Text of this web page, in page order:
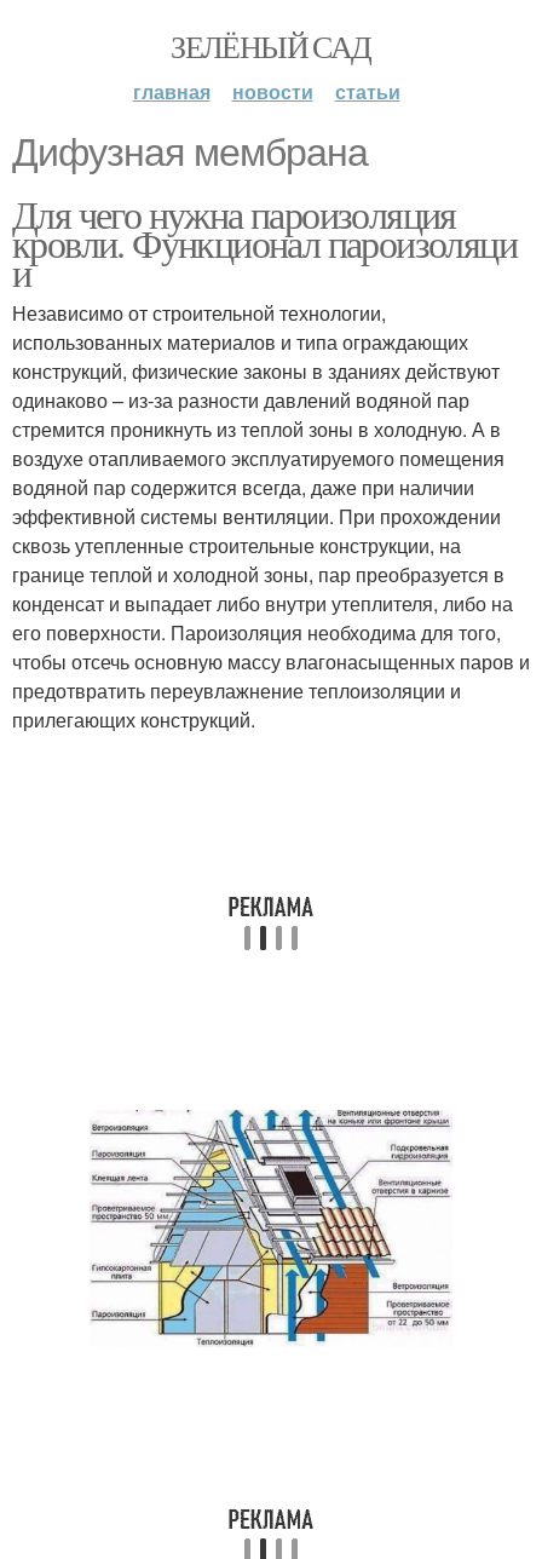
ЗЕЛЁНЫЙ САД
главная новости статьи
Дифузная мембрана
Для чего нужна пароизоляция
кровли. Функционал пароизоляци
и
Независимо от строительной технологии,
использованных материалов и типа ограждающих
конструкций, физические законы в зданиях действуют
одинаково – из-за разности давлений водяной пар
стремится проникнуть из теплой зоны в холодную. А в
воздухе отапливаемого эксплуатируемого помещения
водяной пар содержится всегда, даже при наличии
эффективной системы вентиляции. При прохождении
сквозь утепленные строительные конструкции, на
границе теплой и холодной зоны, пар преобразуется в
конденсат и выпадает либо внутри утеплителя, либо на
его поверхности. Пароизоляция необходима для того,
чтобы отсечь основную массу влагонасыщенных паров и
предотвратить переувлажнение теплоизоляции и
прилегающих конструкций.